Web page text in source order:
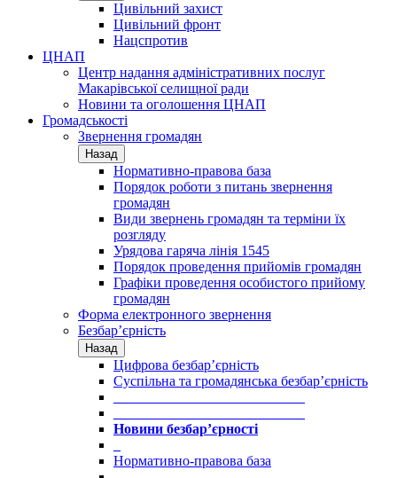
Цивільний захист
Цивільний фронт
Нацспротив
ЦНАП
Центр надання адміністративних послуг
Макарівської селищної ради
Новини та оголошення ЦНАП
Громадськості
Звернення громадян
Назад
Нормативно-правова база
Порядок роботи з питань звернення
громадян
Види звернень громадян та терміни їх
розгляду
Урядова гаряча лінія 1545
Порядок проведення прийомів громадян
Графіки проведення особистого прийому
громадян
Форма електронного звернення
Безбар’єрність
Назад
Цифрова безбар’єрність
Суспільна та громадянська безбар’єрність
Новини безбар’єрності
Нормативно-правова база